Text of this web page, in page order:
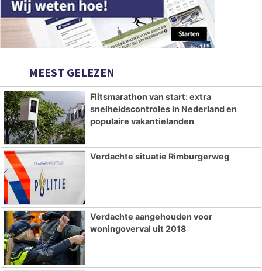
MEEST GELEZEN
Flitsmarathon van start: extra
snelheidscontroles in Nederland en
populaire vakantielanden
Verdachte situatie Rimburgerweg
Verdachte aangehouden voor
woningoverval uit 2018